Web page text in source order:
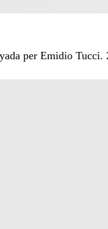
per Emidio Tucci.